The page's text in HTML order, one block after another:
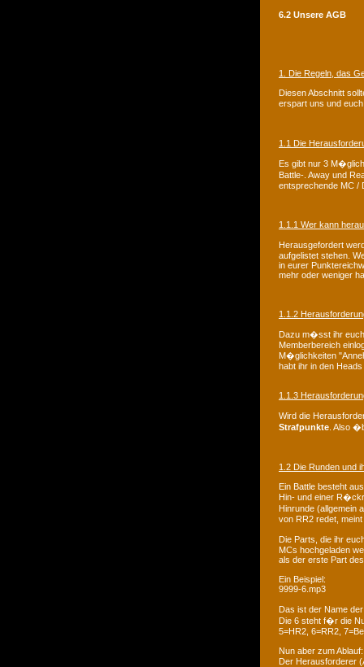
6.2 Unsere AGB
1. Die Regeln, das
Diesen Abschnitt
erspart uns und
1.1 Die
Es gibt nur 3
Battle-. Away und
entsprechende MC /
1.1.1 Wer kann
Herausgefordert
aufgelistet stehen.
in eurer
mehr oder weniger
1.1.2
Dazu m�sst ihr
Memberbereich
M�glichkeiten
habt ihr in den
1.1.3
Wird die
Strafpunkte . Also
1.2 Die Runden und
Ein Battle besteht
Hin- und einer
Hinrunde (allgemein
von RR2 redet,
Die Parts, die ihr
MCs hochgeladen
als der erste Part
Ein Beispiel:
9999-6.mp3
Das ist der Name
Die 6 steht f�r die
5=HR2, 6=RR2,
Nun aber zum Ablauf:
Der Herausforderer